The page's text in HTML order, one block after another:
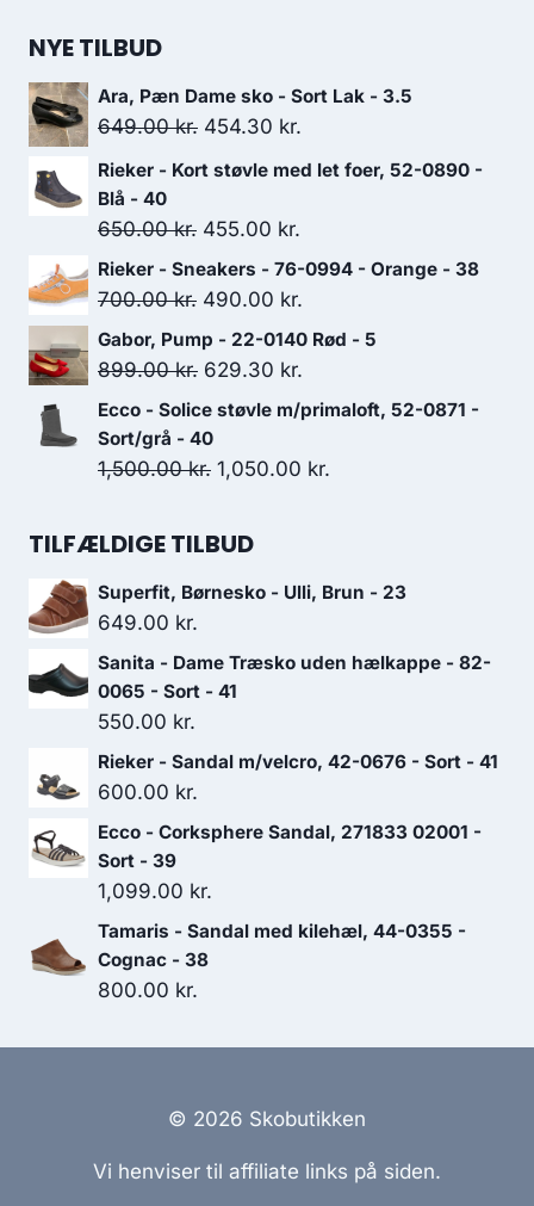
NYE TILBUD
Ara, Pæn Dame sko - Sort Lak - 3.5
649.00kr. Den
oprindelige
var:
454.30 kr.
aktuelle
Rieker - Kort støvle med let foer, 52-0890 -
Blå - 40
650.00kr. Den
oprindelige
pris
650.00 kr..
455.00 kr.
aktuelle
Rieker - Sneakers - 76-0994 - Orange - 38
700.00kr. Den
oprindelige
pris
700.00 kr..
490.00 kr.
aktuelle
490.00 kr..
Gabor, Pump - 22-0140 Rød - 5
899.00kr. Den
oprindelige
pris
var:
629.30 kr.
aktuelle
er:
Ecco - Solice støvle m/primaloft, 52-0871 -
Sort/grå - 40
1,500.00kr. Den
pris
1,500.00 kr..
1,050.00 kr.
1,050.00 kr..
TILFÆLDIGE TILBUD
Superfit, Børnesko - Ulli, Brun - 23
649.00 kr.
Sanita - Dame Træsko uden hælkappe - 82-
0065 - Sort - 41
550.00 kr.
Rieker - Sandal m/velcro, 42-0676 - Sort - 41
600.00 kr.
Ecco - Corksphere Sandal, 271833 02001 -
Sort - 39
1,099.00 kr.
Tamaris - Sandal med kilehæl, 44-0355 -
Cognac - 38
800.00 kr.
© 2026 Skobutikken
Vi henviser til affiliate links på siden.